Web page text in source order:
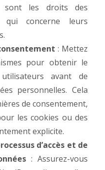
sont les droits des
concerne leurs
: Mettez
pour obtenir le
avant de
personnelles. Cela
de consentement,
les cookies ou des
explicite.
d’accès et de
: Assurez-vous